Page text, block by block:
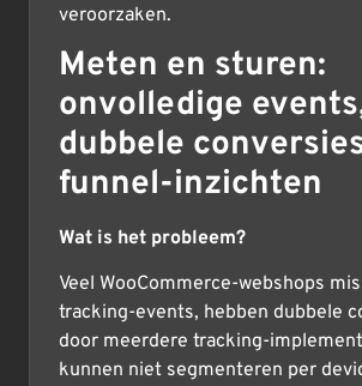
veroorzaken.
Meten en sturen:
onvolledige
dubbele
funnel-inzichten
Wat is het probleem?
Veel WooCommerce-webshops
tracking-events, hebben dubbele
door meerdere tracking-
kunnen niet segmenteren per